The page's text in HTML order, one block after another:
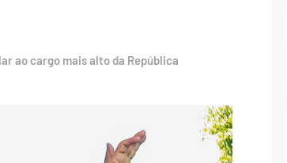
ao cargo mais alto da República